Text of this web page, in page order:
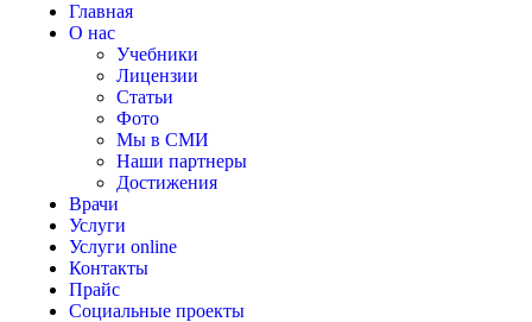
Главная
О нас
Учебники
Лицензии
Статьи
Фото
Мы в СМИ
Наши партнеры
Достижения
Врачи
Услуги
Услуги online
Контакты
Прайс
Социальные проекты